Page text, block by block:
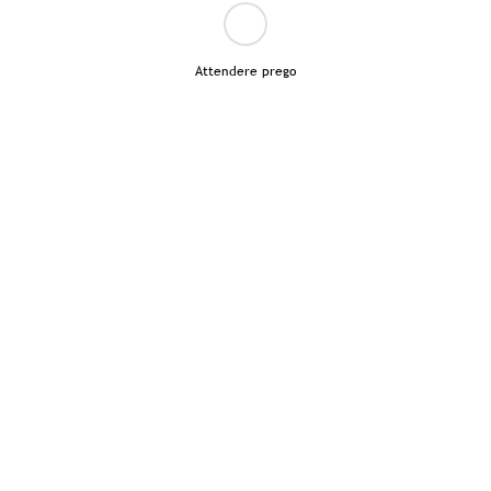
Attendere prego